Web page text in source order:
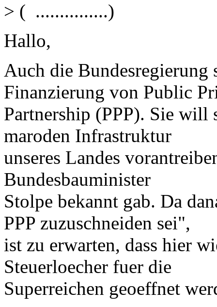
> ( ...............)
Hallo,
Auch die Bundesregierung
Finanzierung von Public
Partnership (PPP). Sie
maroden Infrastruktur
unseres Landes
Bundesbauminister
Stolpe bekannt gab. Da
PPP zuzuschneiden sei",
ist zu erwarten, dass hier
Steuerloecher fuer die
Superreichen geoeffnet